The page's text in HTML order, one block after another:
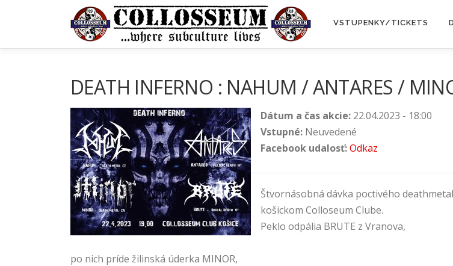
VSTUPENKY/TICKETS
DEATH INFERNO : NAHUM / ANTARES /
Dátum a čas akcie: 22.04.2023 - 18:00
Vstupné: Neuvedené
Facebook udalosť:Odkaz
Štvornásobná dávka poctivého
košickom Colloseum Clube.
Peklo odpália BRUTE z Vranova,
po nich príde žilinská úderka MINOR,